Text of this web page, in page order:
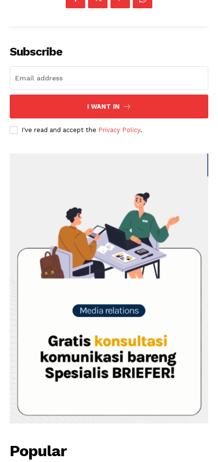
Subscribe
I WANT IN
I've read and accept the Privacy Policy.
Popular